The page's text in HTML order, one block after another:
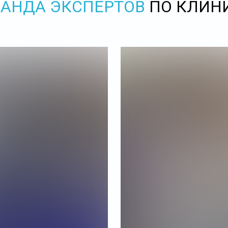
ЭКСПЕРТОВ ПО